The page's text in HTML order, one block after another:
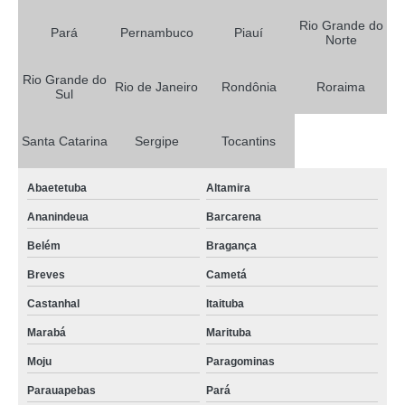
tela agrícola para hortaliças Poço Redondo
quanto custa tela agrícola Ouro Preto do Oeste
comprar tela para estufa de plantas Paço do Lumiar
quanto custa tela agrícola para alface Igarassu
comprar tela agrícola branca Araucária
tela agrícola para silagem Pedro Afonso
tela agrícola vermelha Divinópolis
comprar tela agrícola João Pessoa
Pará Pernambuco Piauí
Rio Grande do
Norte
Rio Grande do
Sul
Rio de Janeiro Rondônia Roraima
Santa Catarina Sergipe Tocantins
Abaetetuba Altamira
Ananindeua Barcarena
Belém Bragança
Breves Cametá
Castanhal Itaituba
Marabá Marituba
Moju Paragominas
Parauapebas Pará